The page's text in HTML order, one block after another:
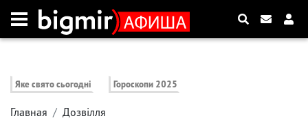
Яке свято сьогодні Гороскопи 2025
Главная Дозвілля